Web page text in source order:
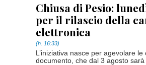
Chiusa di Pesio:
per il rilascio della
elettronica
(h. 16:33)
L’iniziativa nasce per agevolare
documento, che dal 3 agosto